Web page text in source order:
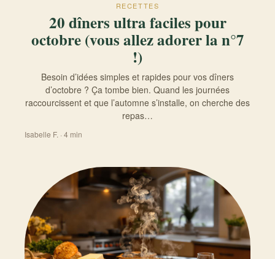
RECETTES
20 dîners ultra faciles pour
octobre (vous allez adorer la n°7
!)
Besoin d’idées simples et rapides pour vos dîners
d’octobre ? Ça tombe bien. Quand les journées
raccourcissent et que l’automne s’installe, on cherche des
repas…
Isabelle F. · 4 min